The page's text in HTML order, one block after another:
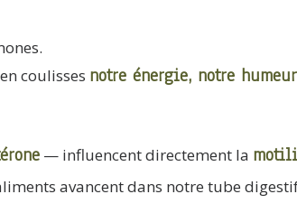
coulisses notre énergie, notre
— influencent directement la
avancent dans notre tube